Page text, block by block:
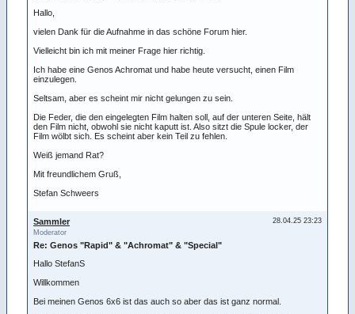
Hallo,
vielen Dank für die Aufnahme in das schöne Forum hier.
Vielleicht bin ich mit meiner Frage hier richtig.
Ich habe eine Genos Achromat und habe heute versucht, einen Film
einzulegen.
Seltsam, aber es scheint mir nicht gelungen zu sein.
Die Feder, die den eingelegten Film halten soll, auf der unteren Seite, hält
den Film nicht, obwohl sie nicht kaputt ist. Also sitzt die Spule locker, der
Film wölbt sich. Es scheint aber kein Teil zu fehlen.
Weiß jemand Rat?
Mit freundlichem Gruß,
Stefan Schweers
28.04.25 23:23
Sammler
Moderator
Re: Genos "Rapid" & "Achromat" & "Special"
Hallo StefanS
Willkommen
Bei meinen Genos 6x6 ist das auch so aber das ist ganz normal.